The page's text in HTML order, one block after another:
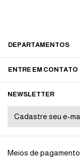
DEPARTAMENTOS
ENTRE EM CONTATO
NEWSLETTER
Meios de pagamento